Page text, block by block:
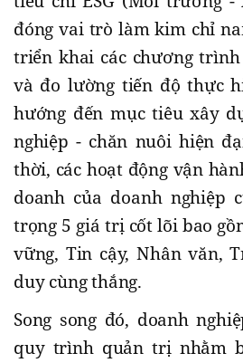
đóng vai trò làm kim chỉ
triển khai các chương
và đo lường tiến độ thực
hướng đến mục tiêu xây
nghiệp - chăn nuôi hiện
thời, các hoạt động vận
doanh của doanh nghiệp
trọng 5 giá trị cốt lõi bao
vững, Tin cậy, Nhân văn,
duy cùng thắng.
Song song đó, doanh
quy trình quản trị nhằm